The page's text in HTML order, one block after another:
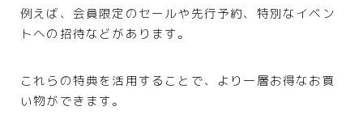
例えば、会員限定のセールや先行予約、特別なイベン
トへの招待などがあります。
これらの特典を活用することで、より一層お得なお買
い物ができます。